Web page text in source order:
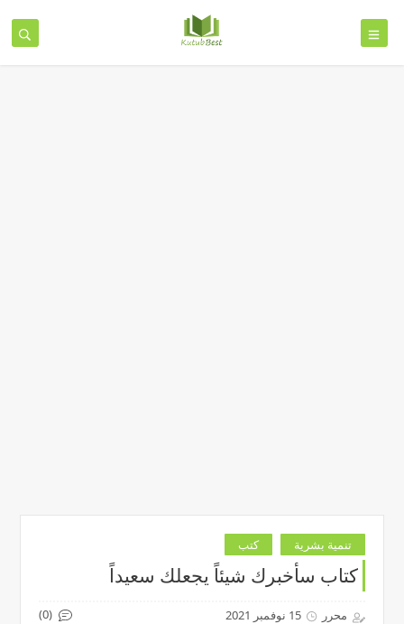
تنمية بشرية كتب
كتاب سأخبرك شيئاً يجعلك سعيداً
محرر 15 نوفمبر 2021 (0)